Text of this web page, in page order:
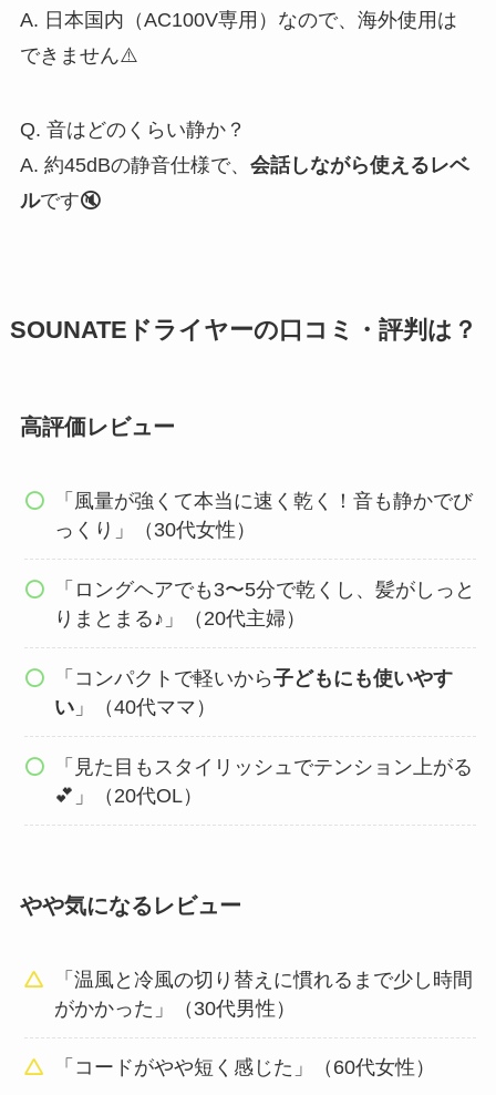
A. 日本国内（AC100V専用）なので、海外使用は
できません⚠️
Q. 音はどのくらい静か？
A. 約45dBの静音仕様で、 会話しながら使えるレベ
ルです🔇
SOUNATEドライヤーの口コミ・評判は？
高評価レビュー
「風量が強くて本当に速く乾く！音も静かでび
っくり」（30代女性）
「ロングヘアでも3〜5分で乾くし、髪がしっと
りまとまる♪」（20代主婦）
「コンパクトで軽いから子どもにも使いやす
い 」（40代ママ）
「見た目もスタイリッシュでテンション上がる
💕」（20代OL）
やや気になるレビュー
「温風と冷風の切り替えに慣れるまで少し時間
がかかった」（30代男性）
「コードがやや短く感じた」（60代女性）